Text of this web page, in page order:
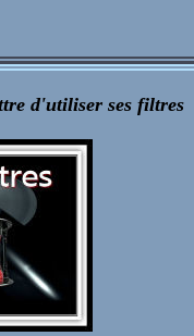
d'utiliser ses filtres